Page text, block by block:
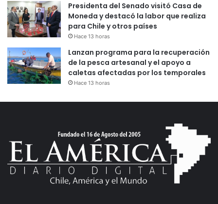
Presidenta del Senado visitó Casa de
Moneda y destacó la labor que realiza
para Chile y otros países
Hace 13 horas
Lanzan programa para la recuperación
de la pesca artesanal y el apoyo a
caletas afectadas por los temporales
Hace 13 horas